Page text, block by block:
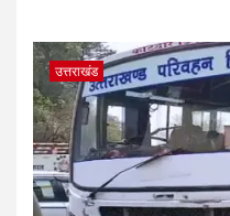
उत्तराखंड